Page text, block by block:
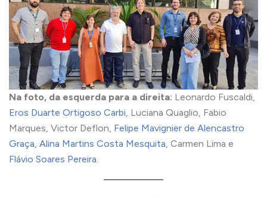
Na foto, da esquerda para a direita: Leonardo Fuscaldi,
Eros Duarte Ortigoso Carbi, Luciana Quaglio, Fabio
Marques, Victor Deflon, Felipe Mavignier de Alencastro
Graça, Alina Martins Costa Mesquita, Carmen Lima e
Flávio Soares Pereira.